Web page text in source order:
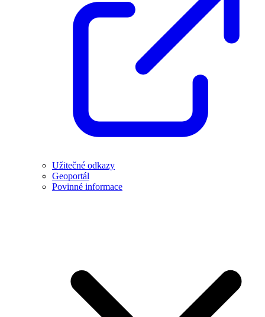
Užitečné odkazy
Geoportál
Povinné informace